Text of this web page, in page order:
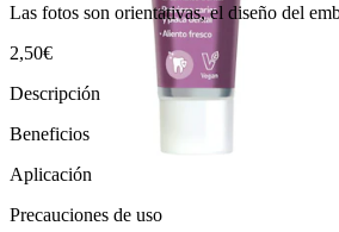
Las fotos son orientativas, el diseño del
2,50€
Descripción
Beneficios
Aplicación
Precauciones de uso